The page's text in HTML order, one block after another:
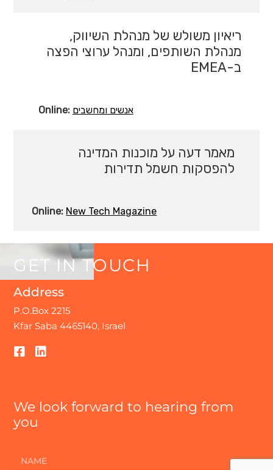
ריאיון משולש של מנהלת השיווק,
מנהלת השותפים, ומנהל ערוצי הפצה
ב-EMEA
Online: אנשים ומחשבים
מאמר דעה על מוכנות המדינה
להפסקות חשמל תדירות
Online: New Tech Magazine
GETINTOUCH
Address
P.O.Box 2215
Kfar Saba 4465140, Israel
We look forward to hearing from
you